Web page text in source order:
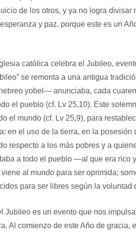
de los otros, y ya no logra
y paz, porque este es un
católica celebra el Jubileo,
se remonta a una antigua
yobel— anunciaba, cada
el pueblo (cf. Lv 25,10). Este
el mundo (cf. Lv 25,9), para
en el uso de la tierra, en la posesión
respecto a los más pobres y a
a todo el pueblo —al que era rico
al mundo para ser oprimida;
para ser libres según la voluntad
Jubileo es un evento que nos
Al comienzo de este Año de gracia,
ordinario. Año A